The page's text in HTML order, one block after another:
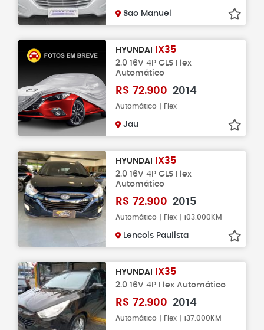
Sao Manuel
HYUNDAI IX35
2.0 16V 4P GLS Flex
Automático
R$ 72.900 2014
Automático | Flex
Jau
HYUNDAI IX35
2.0 16V 4P GLS Flex
Automático
R$ 72.900 2015
Automático | Flex | 103.000KM
Lencois Paulista
HYUNDAI IX35
2.0 16V 4P Flex Automático
R$ 72.900 2014
Automático | Flex | 137.000KM